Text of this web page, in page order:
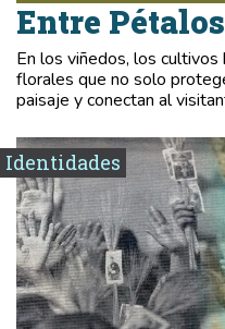
Entre
En los viñedos, los
florales que no solo
paisaje y conectan al
Identidades